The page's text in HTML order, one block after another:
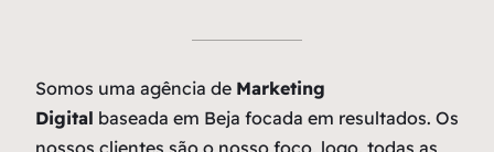
Somos uma agência de Marketing
Digital baseada em Beja focada em resultados. Os
nossos clientes são o nosso foco, logo, todas as